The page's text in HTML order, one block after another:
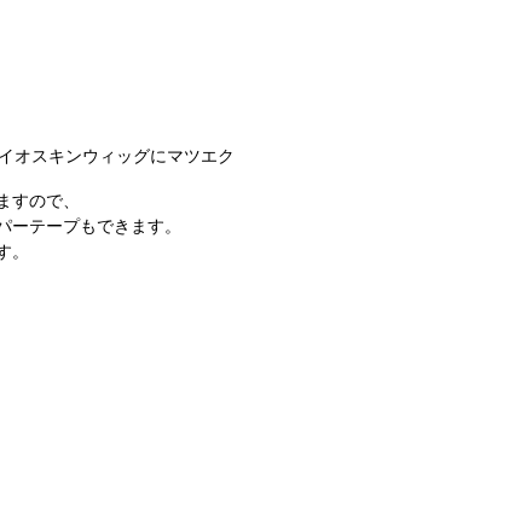
オスキンウィッグにマツエク
すので、
テープもできます。